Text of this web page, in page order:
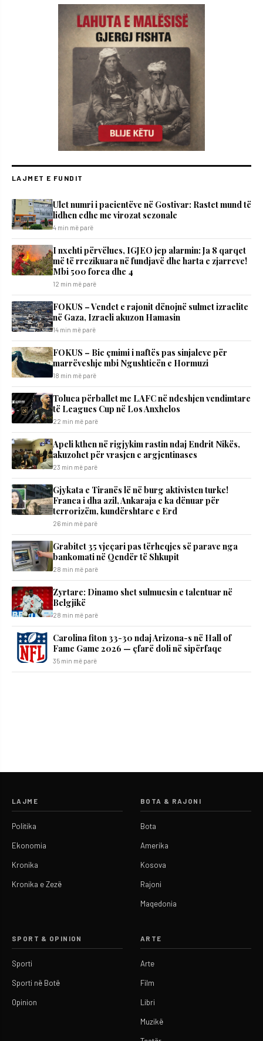
LAJMET E FUNDIT
Ulet numri i pacientëve në Gostivar: Rastet mund të
lidhen edhe me virozat sezonale
4 min më parë
I nxehti përvëlues, IGJEO jep alarmin: Ja 8 qarqet
më të rrezikuara në fundjavë dhe harta e zjarreve!
Mbi 500 forca dhe 4
12 min më parë
FOKUS – Vendet e rajonit dënojnë sulmet izraelite
në Gaza, Izraeli akuzon Hamasin
14 min më parë
FOKUS – Bie çmimi i naftës pas sinjaleve për
marrëveshje mbi Ngushticën e Hormuzi
18 min më parë
Toluca përballet me LAFC në ndeshjen vendimtare
të Leagues Cup në Los Anxhelos
22 min më parë
Apeli kthen në rigjykim rastin ndaj Endrit Nikës,
akuzohet për vrasjen e argjentinases
23 min më parë
Gjykata e Tiranës lë në burg aktivisten turke!
Franca i dha azil, Ankaraja e ka dënuar për
terrorizëm, kundërshtare e Erd
26 min më parë
Grabitet 35 vjeçari pas tërheqjes së parave nga
bankomati në Qendër të Shkupit
28 min më parë
Zyrtare: Dinamo shet sulmuesin e talentuar në
Belgjikë
28 min më parë
Carolina fiton 33-30 ndaj Arizona-s në Hall of
Fame Game 2026 — çfarë doli në sipërfaqe
35 min më parë
LAJME
Politika
Ekonomia
Kronika
Kronika e Zezë
BOTA & RAJONI
Bota
Amerika
Kosova
Rajoni
Maqedonia
SPORT & OPINION
Sporti
Sporti në Botë
Opinion
ARTE
Arte
Film
Libri
Muzikë